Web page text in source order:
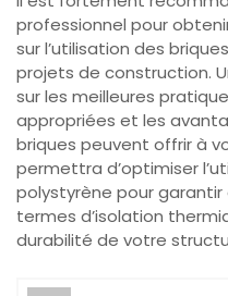
professionnel pour
sur l’utilisation des
projets de construction.
sur les meilleures
appropriées et les
briques peuvent offrir à
permettra d’optimiser
polystyrène pour
termes d’isolation
durabilité de votre